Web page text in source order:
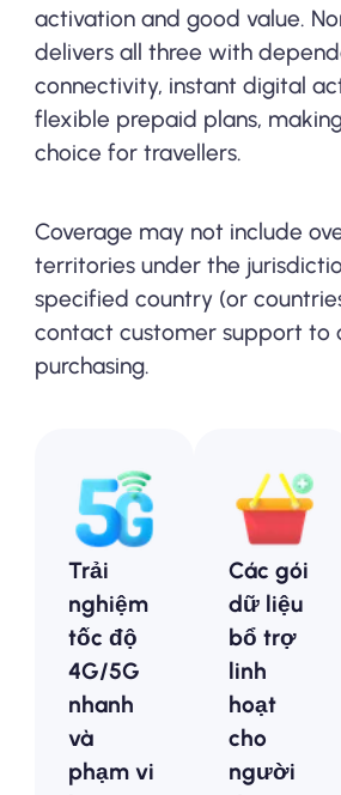
activation and good value.
delivers all three with
connectivity, instant digital
flexible prepaid plans,
choice for travellers.
Coverage may not include
territories under the
specified country (or
contact customer support to
purchasing.
Trải
nghiệm
tốc độ
4G/5G
nhanh
và
phạm vi
Các gói
dữ liệu
bổ trợ
linh
hoạt
cho
người